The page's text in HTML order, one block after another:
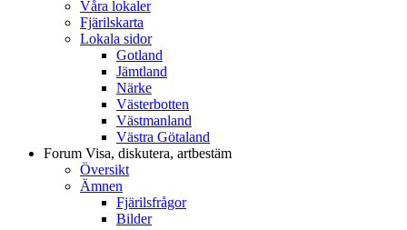
Våra lokaler
Fjärilskarta
Lokala sidor
Gotland
Jämtland
Närke
Västerbotten
Västmanland
Västra Götaland
Forum Visa, diskutera, artbestäm
Översikt
Ämnen
Fjärilsfrågor
Bilder